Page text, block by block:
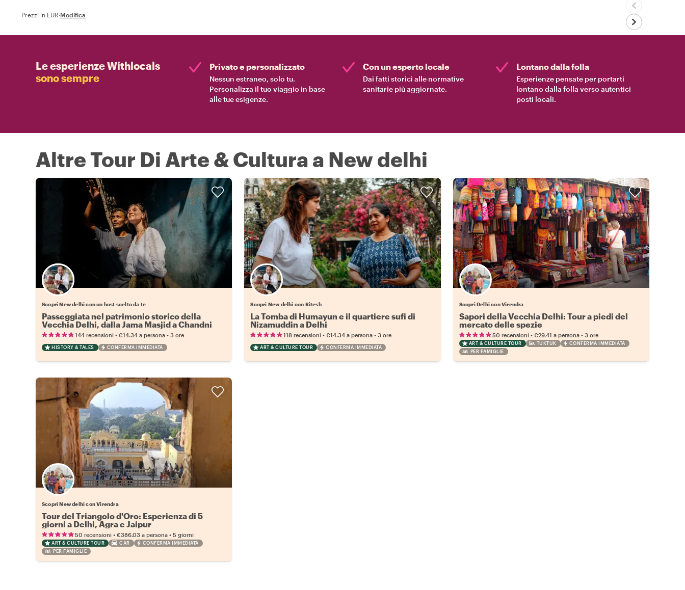
Prezzi in EUR·Modifica
Le esperienze Withlocals
sono sempre
Privato e personalizzato
Nessun estraneo, solo tu.
Personalizza il tuo viaggio in base
alle tue esigenze.
Con un esperto locale
Dai fatti storici alle normative
sanitarie più aggiornate.
Lontano dalla folla
Esperienze pensate per portarti
lontano dalla folla verso autentici
posti locali.
Altre Tour Di Arte & Cultura a New delhi
Scegli il tuo local preferito
Scopri New delhi con un host scelto da te
Passeggiata nel patrimonio storico della
Vecchia Delhi, dalla Jama Masjid a Chandni
Chowk
144 recensioni • €14.34 a persona • 3 ore
HISTORY & TALES CONFERMA IMMEDIATA
Scopri New delhi con Ritesh
La Tomba di Humayun e il quartiere sufi di
Nizamuddin a Delhi
118 recensioni •€14.34 a persona •3 ore
ART & CULTURE TOUR CONFERMA IMMEDIATA
Scopri Delhi con Virendra
Sapori della Vecchia Delhi: Tour a piedi del
mercato delle spezie
50 recensioni• €29.41 a persona• 3 ore
ART & CULTURE TOUR TUKTUK
CONFERMA IMMEDIATA
PER FAMIGLIE
Scopri New delhi con Virendra
Tour del Triangolo d'Oro: Esperienza di 5
giorni a Delhi, Agra e Jaipur
50 recensioni • €386.03 a persona • 5 giorni
ART & CULTURE TOUR CAR
CONFERMA IMMEDIATA
PER FAMIGLIE